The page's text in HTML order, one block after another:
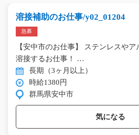
溶接補助のお仕事/y02_01204
急募
【安中市のお仕事】 ステンレスや
溶接するお仕事！ …
長期（3ヶ月以上）
時給1380円
群馬県安中市
気になる